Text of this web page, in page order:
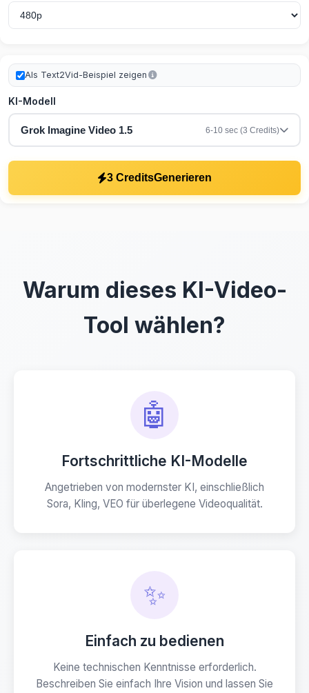
Als Text2Vid-Beispiel zeigen
KI-Modell
Grok Imagine Video 1.5 6-10 sec (3 Credits)
3 CreditsGenerieren
Warum dieses KI-Video-
Tool wählen?
🤖
Fortschrittliche KI-Modelle
Angetrieben von modernster KI, einschließlich
Sora, Kling, VEO für überlegene Videoqualität.
✨
Einfach zu bedienen
Keine technischen Kenntnisse erforderlich.
Beschreiben Sie einfach Ihre Vision und lassen Sie